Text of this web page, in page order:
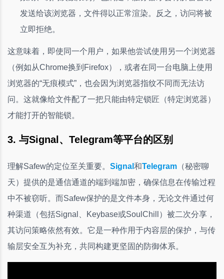
发送给该浏览器，文件得以正常渲染。反之，访问将被
立即拒绝。
这意味着，即使同一个用户，如果他尝试使用另一个浏览器
（例如从Chrome换到Firefox），或者在同一台电脑上使用
浏览器的“无痕模式”，也会因为浏览器指纹不同而无法访
问。这就像给文件配了一把只能由特定锁匠（特定浏览器）
才能打开的智能锁。
3. 与Signal、Telegram等平台的区别
理解Safew的定位至关重要。 Signal 和Telegram （秘密聊
天）提供的是通信通道的端到端加密，确保信息在传输过程
中不被窃听。而Safew保护的是文件本身，无论文件通过何
种渠道（包括Signal、Keybase或SoulChill）被二次分享，
其访问策略依然有效。它是一种作用于内容层的保护，与传
输层安全互为补充，共同构建更坚固的防御体系。